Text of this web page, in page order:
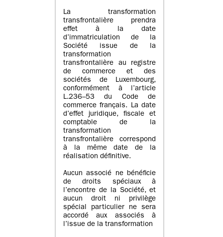
La transformation
transfrontalière prendra
effet à la date
d’immatriculation de la
Société issue de la
transformation
transfrontalière au registre
de commerce et des
sociétés de Luxembourg,
conformément à l’article
L.236–53 du Code de
commerce français. La date
d’effet juridique, fiscale et
comptable de la
transformation
transfrontalière correspond
à la même date de la
réalisation définitive.
Aucun associé ne bénéficie
de droits spéciaux à
l’encontre de la Société, et
aucun droit ni privilège
spécial particulier ne sera
accordé aux associés à
l’issue de la transformation